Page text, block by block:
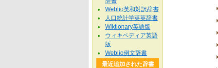
Weblio英和対訳辞書
人口統計学英英辞書
Wiktionary英語版
ウィキペディア英語
版
Weblio例文辞書
最近追加された辞書